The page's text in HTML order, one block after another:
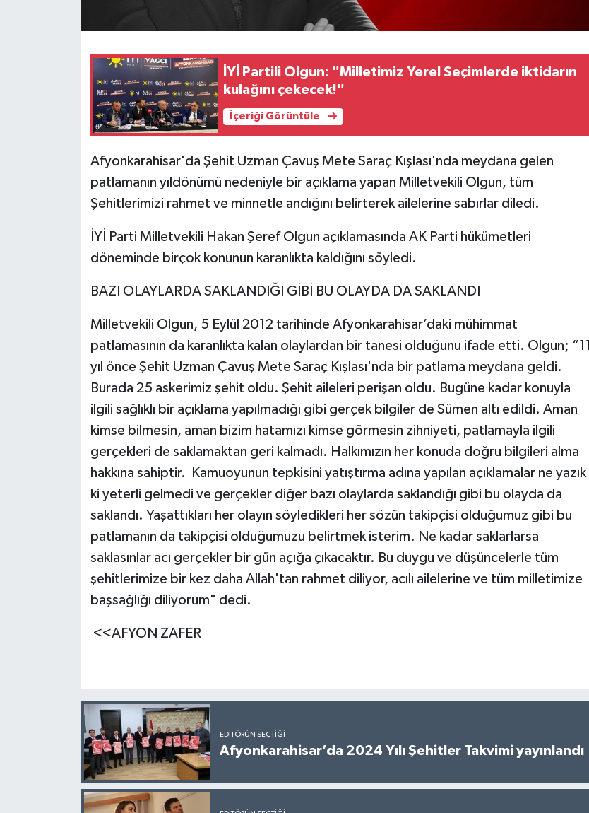
İYİ Partili Olgun: "Milletimiz Yerel Seçimlerde iktidarın
kulağını çekecek!"
İçeriği Görüntüle
Afyonkarahisar'da Şehit Uzman Çavuş Mete Saraç Kışlası'nda meydana gelen
patlamanın yıldönümü nedeniyle bir açıklama yapan Milletvekili Olgun, tüm
Şehitlerimizi rahmet ve minnetle andığını belirterek ailelerine sabırlar diledi.
İYİ Parti Milletvekili Hakan Şeref Olgun açıklamasında AK Parti hükümetleri
döneminde birçok konunun karanlıkta kaldığını söyledi.
BAZI OLAYLARDA SAKLANDIĞI GİBİ BU OLAYDA DA SAKLANDI
Milletvekili Olgun, 5 Eylül 2012 tarihinde Afyonkarahisar’daki mühimmat
patlamasının da karanlıkta kalan olaylardan bir tanesi olduğunu ifade etti. Olgun; “11
yıl önce Şehit Uzman Çavuş Mete Saraç Kışlası'nda bir patlama meydana geldi.
Burada 25 askerimiz şehit oldu. Şehit aileleri perişan oldu. Bugüne kadar konuyla
ilgili sağlıklı bir açıklama yapılmadığı gibi gerçek bilgiler de Sümen altı edildi. Aman
kimse bilmesin, aman bizim hatamızı kimse görmesin zihniyeti, patlamayla ilgili
gerçekleri de saklamaktan geri kalmadı. Halkımızın her konuda doğru bilgileri alma
hakkına sahiptir. Kamuoyunun tepkisini yatıştırma adına yapılan açıklamalar ne yazık
ki yeterli gelmedi ve gerçekler diğer bazı olaylarda saklandığı gibi bu olayda da
saklandı. Yaşattıkları her olayın söyledikleri her sözün takipçisi olduğumuz gibi bu
patlamanın da takipçisi olduğumuzu belirtmek isterim. Ne kadar saklarlarsa
saklasınlar acı gerçekler bir gün açığa çıkacaktır. Bu duygu ve düşüncelerle tüm
şehitlerimize bir kez daha Allah'tan rahmet diliyor, acılı ailelerine ve tüm milletimize
başsağlığı diliyorum" dedi.
<<AFYON ZAFER
EDITÖRÜN SEÇTIĞI
Afyonkarahisar’da 2024 Yılı Şehitler Takvimi yayınlandı